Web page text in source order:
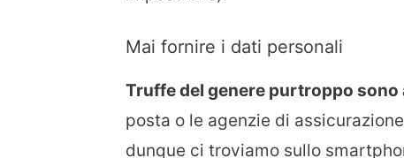
Mai fornire i dati personali
Truffe del genere purtroppo sono
posta o le agenzie di
dunque ci troviamo sullo